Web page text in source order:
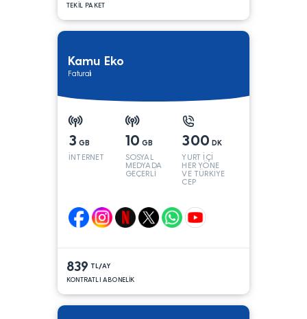
TEKİL PAKET
Kamu Eko
Faturalı
3 GB
İNTERNET
10 GB
SOSYAL
MEDYADA
GEÇERLİ
300 DK
YURT İÇİ
HER YÖNE
VE TÜRKİYE
CEP
839 TL/AY
KONTRATLI ABONELİK